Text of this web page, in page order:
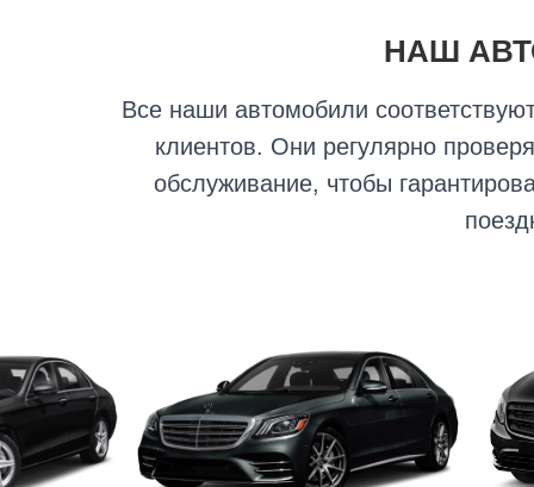
НАШ
Все наши автомобили
клиентов. Они регулярно
обслуживание, чтобы